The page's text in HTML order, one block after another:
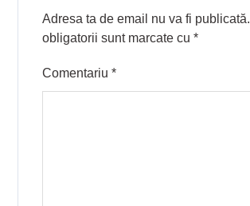
Adresa ta de email nu va fi publicată.
obligatorii sunt marcate cu*
Comentariu*